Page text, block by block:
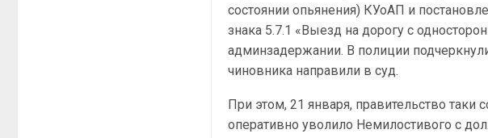
состоянии опьянения) КУоАП и
знака 5.7.1 «Выезд на дорогу с
админзадержании. В полиции
чиновника направили в суд.
При этом, 21 января, правительство таки
оперативно уволило Немилостивого с